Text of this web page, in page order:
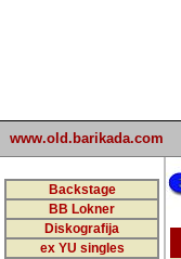
www.old.barikada.com
Backstage
BB Lokner
Diskografija
ex YU singles